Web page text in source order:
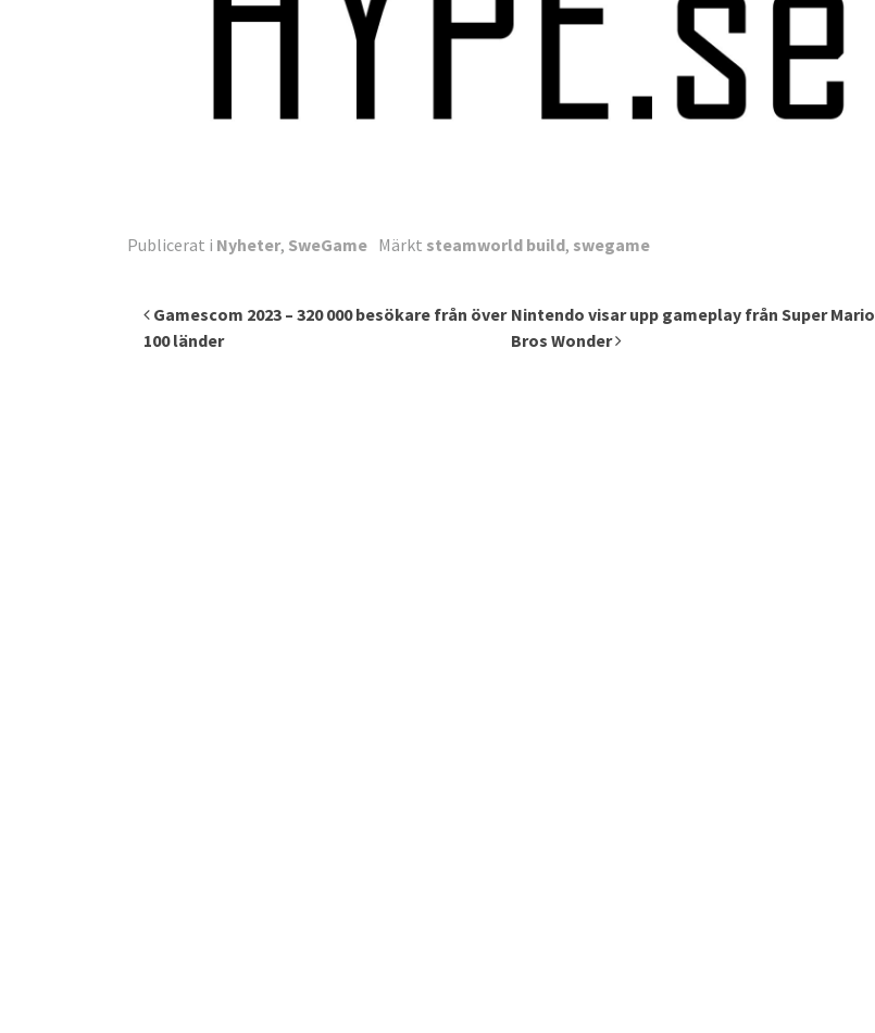
Publicerat i Nyheter, SweGame Märkt steamworld build, swegame
Inläggsnavigering
Gamescom 2023 – 320 000 besökare från över
100 länder
Nintendo visar upp gameplay från Super Mario
Bros Wonder